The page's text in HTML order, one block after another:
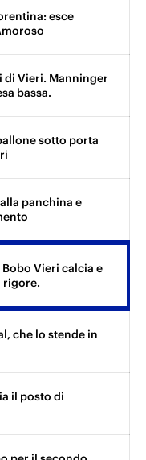
esce
di Vieri. Manninger
bassa.
sotto porta
panchina e
Bobo Vieri calcia e
rigore.
che lo stende in
il posto di